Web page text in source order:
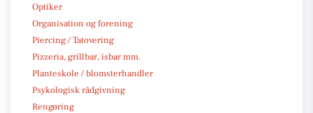
Optiker
Organisation og forening
Piercing / Tatovering
Pizzeria, grillbar, isbar mm.
Planteskole / blomsterhandler
Psykologisk rådgivning
Rengøring